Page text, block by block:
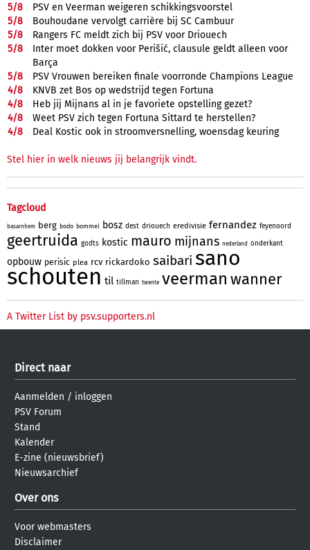
5/8
PSV en Veerman weigeren schikkingsvoorstel
5/8
Bouhoudane vervolgt carrière bij SC Cambuur
5/8
Rangers FC meldt zich bij PSV voor Driouech
5/8
Inter moet dokken voor Perišić, clausule geldt alleen voor
Barça
5/8
PSV Vrouwen bereiken finale voorronde Champions League
4/8
KNVB zet Bos op wedstrijd tegen Fortuna
4/8
Heb jij Mijnans al in je favoriete opstelling gezet?
4/8
Weet PSV zich tegen Fortuna Sittard te herstellen?
4/8 Deal Kostic ook in stroomversnelling, woensdag keuring
Stel hier in welk nieuws jij belangrijk vindt.
Tagcloud
basarnhem berg bodo bommel bosz dest driouech eredivisie fernandez feyenoord
geertruida godts kostic mauro mijnans nederland onderkant
opbouw perisic plea rcv rickardoko saibari sano
schouten til tillman twente veerman wanner
A Twitter List by psv.supporters.nl
Direct naar
Aanmelden / inloggen
PSV Forum
Stand
Kalender
E-zine (nieuwsbrief)
Nieuwsarchief
Over ons
Voor webmasters
Disclaimer